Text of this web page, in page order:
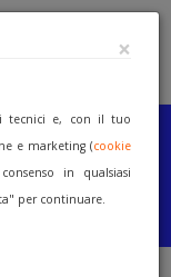
×
tecnici e, con il tuo
e marketing (cookie
in qualsiasi
per continuare.